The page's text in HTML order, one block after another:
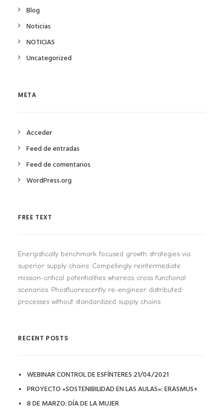
Blog
Noticias
NOTICIAS
Uncategorized
META
Acceder
Feed de entradas
Feed de comentarios
WordPress.org
FREE TEXT
Energistically benchmark focused growth strategies via
superior supply chains. Compellingly reintermediate
mission-critical potentialities whereas cross functional
scenarios. Phosfluorescently re-engineer distributed
processes without standardized supply chains.
RECENT POSTS
WEBINAR CONTROL DE ESFÍNTERES 21/04/2021
PROYECTO «SOSTENIBILIDAD EN LAS AULAS»: ERASMUS+
8 DE MARZO: DÍA DE LA MUJER